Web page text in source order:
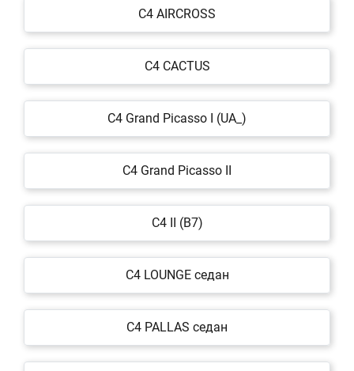
C4 AIRCROSS
C4 CACTUS
C4 Grand Picasso I (UA_)
C4 Grand Picasso II
C4 II (B7)
C4 LOUNGE седан
C4 PALLAS седан